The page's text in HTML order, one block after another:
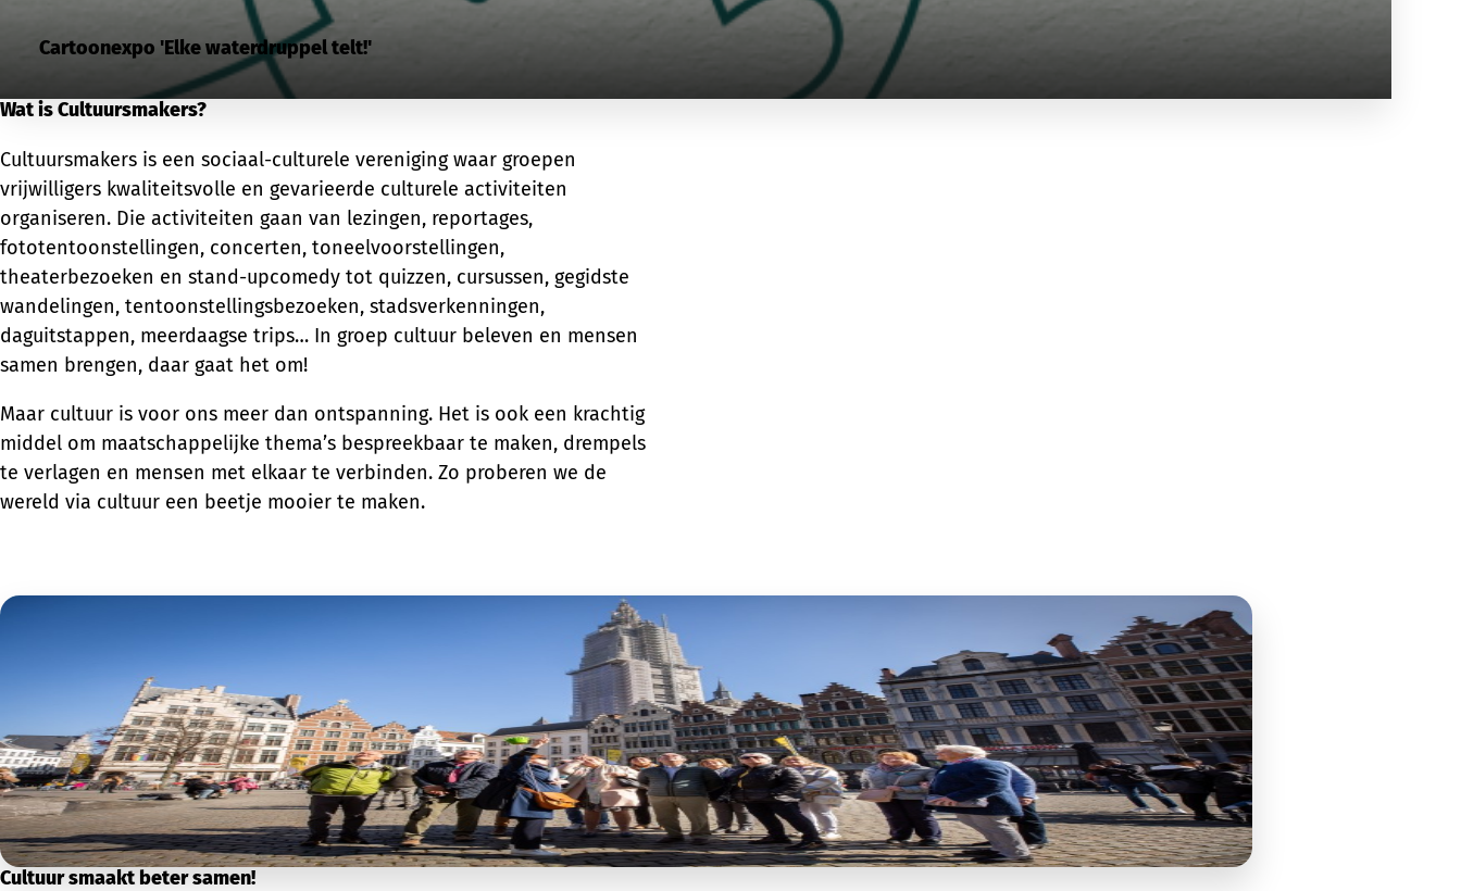
Cartoonexpo 'Elke waterdruppel telt!'
Wat is Cultuursmakers?
Cultuursmakers is een sociaal-culturele vereniging waar groepen
vrijwilligers kwaliteitsvolle en gevarieerde culturele activiteiten
organiseren. Die activiteiten gaan van lezingen, reportages,
fototentoonstellingen, concerten, toneelvoorstellingen,
theaterbezoeken en stand-upcomedy tot quizzen, cursussen, gegidste
wandelingen, tentoonstellingsbezoeken, stadsverkenningen,
daguitstappen, meerdaagse trips… In groep cultuur beleven en mensen
samen brengen, daar gaat het om!
Maar cultuur is voor ons meer dan ontspanning. Het is ook een krachtig
middel om maatschappelijke thema’s bespreekbaar te maken, drempels
te verlagen en mensen met elkaar te verbinden. Zo proberen we de
wereld via cultuur een beetje mooier te maken.
Cultuur smaakt beter samen!